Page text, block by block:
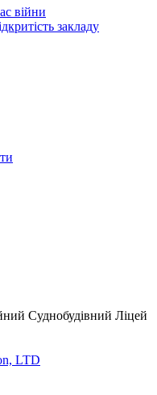
війни
закладу
Суднобудівний Ліцей
LTD